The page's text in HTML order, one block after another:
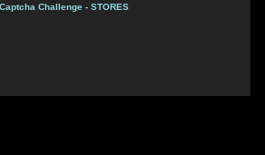
Captcha Challenge - STORES